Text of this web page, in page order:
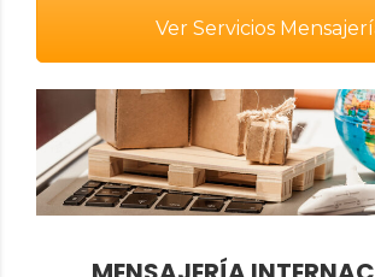
Ver Servicios